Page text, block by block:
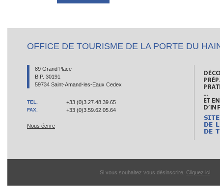
OFFICE DE TOURISME DE LA PORTE DU
89 Grand’Place
B.P. 30191
59734 Saint-Amand-les-Eaux Cedex
TEL. +33 (0)3.27.48.39.65
FAX. +33 (0)3.59.62.05.64
Nous écrire
Si vous souhaitez vous désinscrire, Cliquez ici